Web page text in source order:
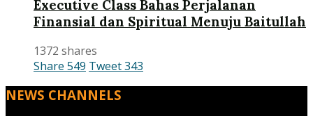
Executive Class Bahas Perjalanan
Finansial dan Spiritual Menuju Baitullah
1372 shares
Share 549 Tweet343
NEWS CHANNELS